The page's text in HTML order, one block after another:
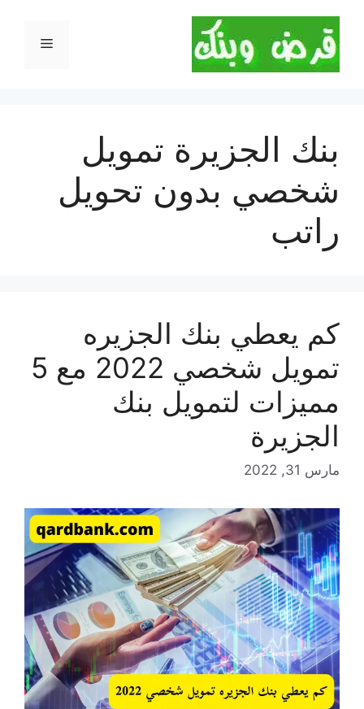
المحتوى
القائمة
بنك الجزيرة تمويل
شخصي بدون تحويل
راتب
كم يعطي بنك الجزيره
تمويل شخصي 2022 مع 5
مميزات لتمويل بنك
الجزيرة
مارس 31, 2022